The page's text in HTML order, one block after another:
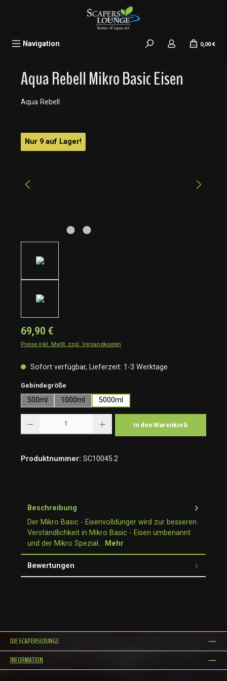
Navigation 0,00 €
Aqua Rebell Mikro Basic Eisen
Aqua Rebell
Bildergalerie überspringen
Nur 9 auf Lager!
69,90 €
Preise inkl. MwSt. zzgl. Versandkosten
Sofort verfügbar, Lieferzeit: 1-3 Werktage
Gebindegröße
500ml 1000ml 5000ml
In den Warenkorb
Produktnummer: SC10045.2
Beschreibung
Der Mikro Basic - Eisenvolldünger wird zur besseren
Verständlichkeit in Mikro Basic - Eisen umbenannt
und der Mikro Spezial… Mehr
Bewertungen
DIE SCAPERSLOUNGE
INFORMATION